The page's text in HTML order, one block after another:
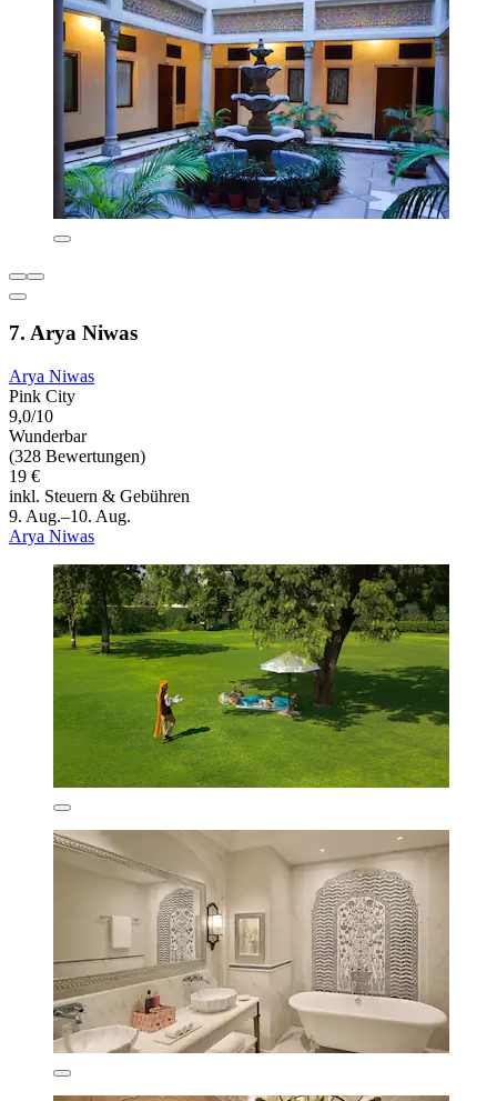
7. Arya Niwas
Arya Niwas
Pink City
9,0/10
Wunderbar
(328 Bewertungen)
19 €
inkl. Steuern & Gebühren
9. Aug.–10. Aug.
Arya Niwas